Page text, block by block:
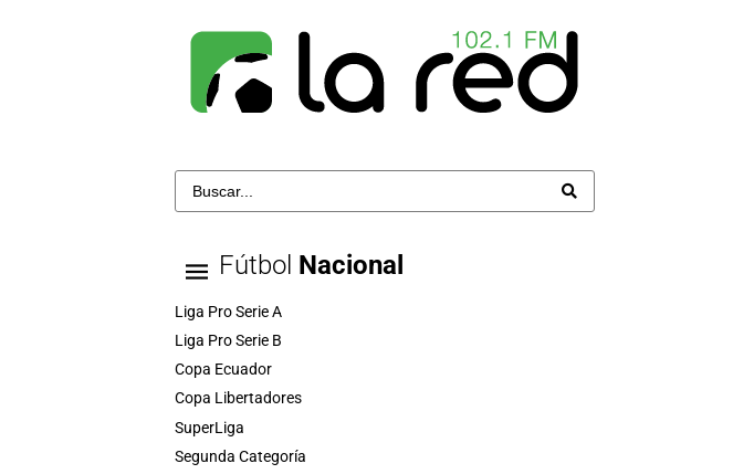
Fútbol Nacional
Liga Pro Serie A
Liga Pro Serie B
Copa Ecuador
Copa Libertadores
SuperLiga
Segunda Categoría